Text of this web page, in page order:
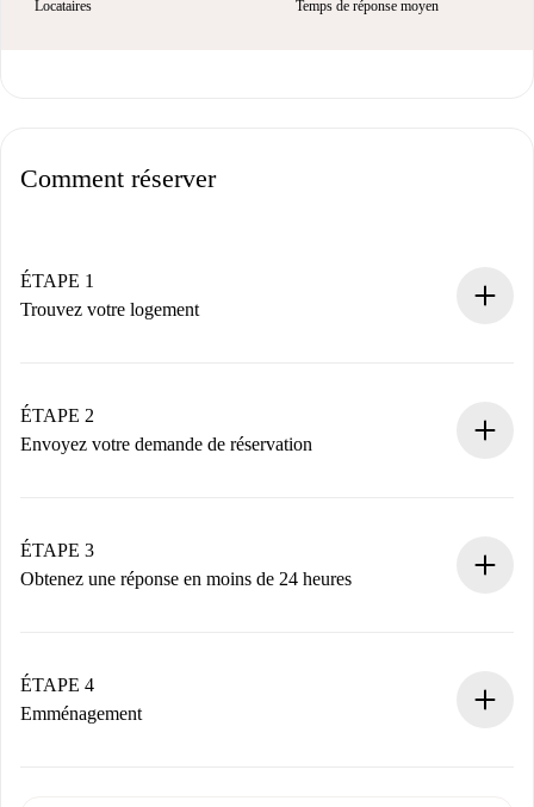
Locataires Temps de réponse moyen
Comment réserver
ÉTAPE 1
Trouvez votre logement
Vous disposez à l’avance de toutes les informations
nécessaires.
ÉTAPE 2
Envoyez votre demande de réservation
Nous ne vous facturerons rien tant que le propriétaire
n’aura pas accepté.
ÉTAPE 3
Obtenez une réponse en moins de 24 heures
contact avec le propriétaire.
Si refusé : aucun prélèvement et nous vous proposerons
ÉTAPE 4
Emménagement